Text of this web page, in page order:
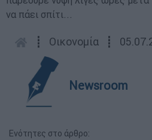
να πάει σπίτι...
┋ Οικονομία ┋
Newsroom
Ενότητες στο άρθρο: